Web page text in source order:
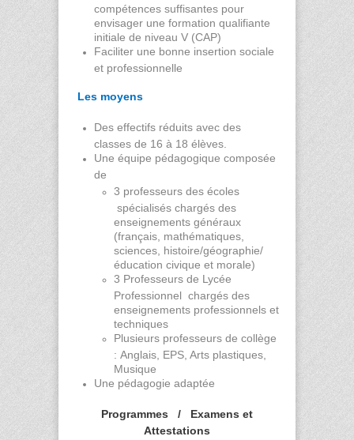
compétences suffisantes pour
envisager une formation qualifiante
initiale de niveau V (CAP)
Faciliter une bonne insertion sociale
et professionnelle
Les moyens
Des effectifs réduits avec des
classes de 16 à 18 élèves.
Une équipe pédagogique composée
de
3 professeurs des écoles
spécialisés chargés des
enseignements généraux
(français, mathématiques,
sciences, histoire/géographie/
éducation civique et morale)
3 Professeurs de Lycée
Professionnel chargés des
enseignements professionnels et
techniques
Plusieurs professeurs de collège
: Anglais, EPS, Arts plastiques,
Musique
Une pédagogie adaptée
Programmes / Examens et
Attestations